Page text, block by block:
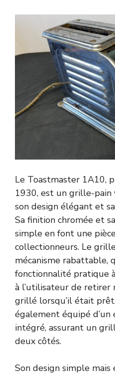
Le Toastmaster 1A10,
1930, est un grille-pain
son design élégant et
Sa finition chromée et
simple en font une
collectionneurs. Le
mécanisme rabattable,
fonctionnalité pratique
à l’utilisateur de
grillé lorsqu’il était
également équipé
intégré, assurant un
deux côtés.
Son design simple